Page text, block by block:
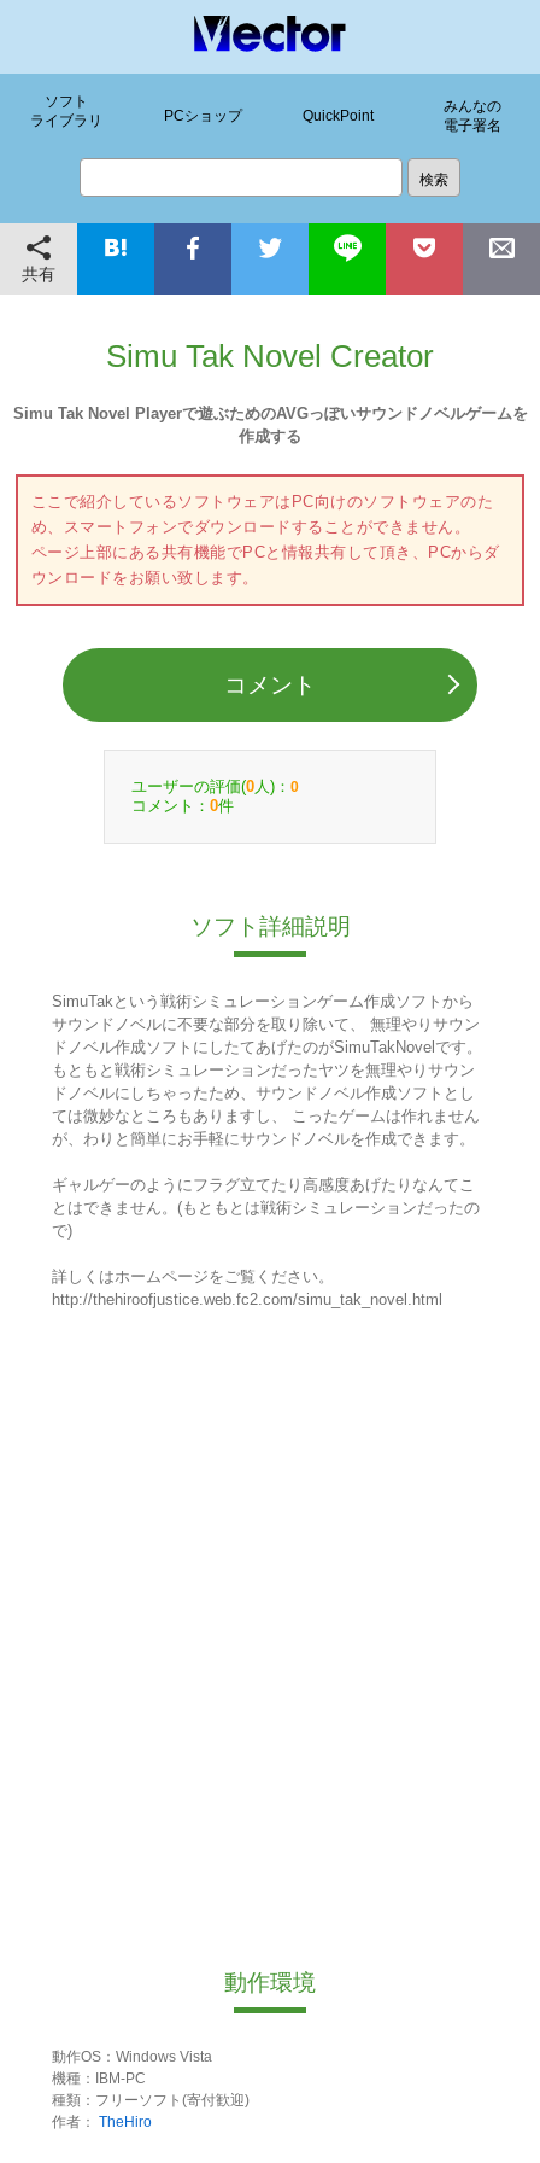
ソフト
ライブラリ
PCショップ QuickPoint
みんなの
電子署名
共有
Simu Tak Novel Creator
Simu Tak Novel Playerで遊ぶためのAVGっぽいサウンドノベルゲームを
作成する
ここで紹介しているソフトウェアはPC向けのソフトウェアのた
め、スマートフォンでダウンロードすることができません。
ページ上部にある共有機能でPCと情報共有して頂き、PCからダ
ウンロードをお願い致します。
コメント
ユーザーの評価(0 人)： 0
コメント： 0件
ソフト詳細説明
SimuTakという戦術シミュレーションゲーム作成ソフトから
サウンドノベルに不要な部分を取り除いて、 無理やりサウン
ドノベル作成ソフトにしたてあげたのがSimuTakNovelです。
もともと戦術シミュレーションだったヤツを無理やりサウン
ドノベルにしちゃったため、サウンドノベル作成ソフトとし
ては微妙なところもありますし、 こったゲームは作れません
が、わりと簡単にお手軽にサウンドノベルを作成できます。
ギャルゲーのようにフラグ立てたり高感度あげたりなんてこ
とはできません。(もともとは戦術シミュレーションだったの
で)
詳しくはホームページをご覧ください。
http://thehiroofjustice.web.fc2.com/simu_tak_novel.html
動作環境
動作OS：Windows Vista
機種：IBM-PC
種類：フリーソフト(寄付歓迎)
作者： TheHiro